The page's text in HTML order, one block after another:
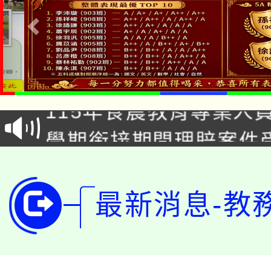
淨零綠生活教案入校路
會
115年食農教育專業人
程
學期銜接期間理賠案件
版
公告本校115學年度第
代理(課)教師甄選結果(
「2026金融保險知識
最新消息-教